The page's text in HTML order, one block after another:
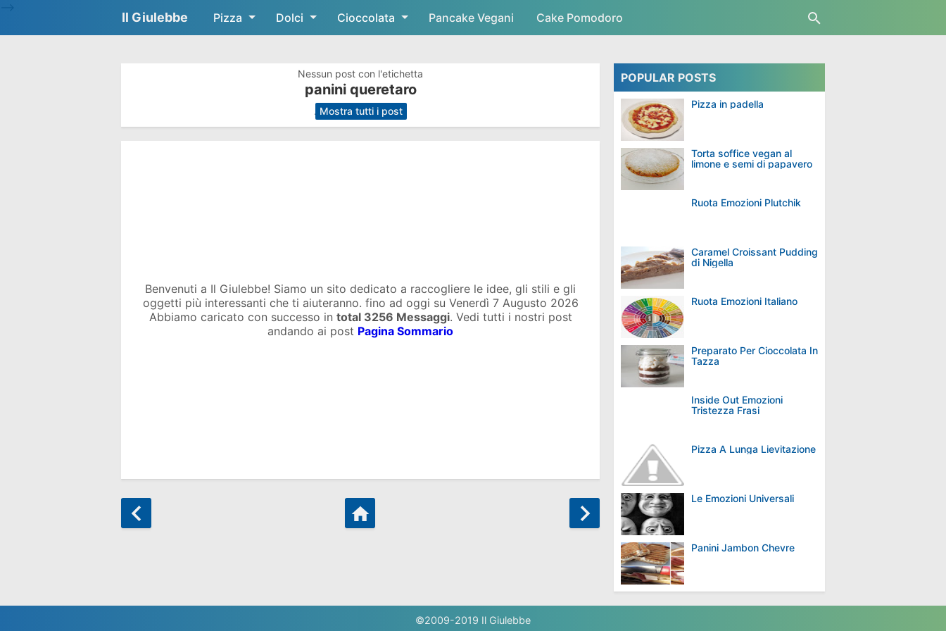
Skip to main content
Il Giulebbe Pizza Dolci Cioccolata Pancake Vegani Cake Pomodoro
Nessun post con l'etichetta
panini queretaro
. Mostra tutti i post
Benvenuti a Il Giulebbe! Siamo un sito dedicato a raccogliere le idee, gli stili e gli
oggetti più interessanti che ti aiuteranno. fino ad oggi su Venerdì 7 Augusto 2026
Abbiamo caricato con successo in total 3256 Messaggi. Vedi tutti i nostri post
andando ai post Pagina Sommario
POPULAR POSTS
Pizza in padella
Torta soffice vegan al
limone e semi di papavero
Ruota Emozioni Plutchik
Caramel Croissant Pudding
di Nigella
Ruota Emozioni Italiano
Preparato Per Cioccolata In
Tazza
Inside Out Emozioni
Tristezza Frasi
Pizza A Lunga Lievitazione
Le Emozioni Universali
Panini Jambon Chevre
©2009-2019 Il Giulebbe